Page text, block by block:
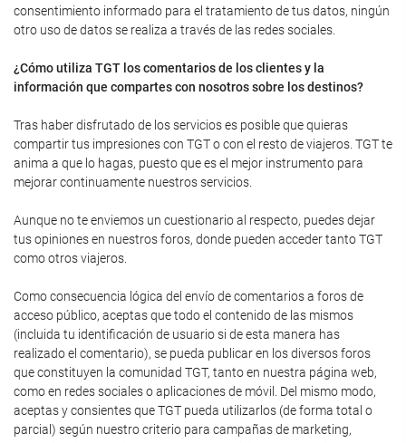
consentimiento informado para el tratamiento de tus datos, ningún
otro uso de datos se realiza a través de las redes sociales.
¿Cómo utiliza TGT los comentarios de los clientes y la
información que compartes con nosotros sobre los destinos?
Tras haber disfrutado de los servicios es posible que quieras
compartir tus impresiones con TGT o con el resto de viajeros. TGT te
anima a que lo hagas, puesto que es el mejor instrumento para
mejorar continuamente nuestros servicios.
Aunque no te enviemos un cuestionario al respecto, puedes dejar
tus opiniones en nuestros foros, donde pueden acceder tanto TGT
como otros viajeros.
Como consecuencia lógica del envío de comentarios a foros de
acceso público, aceptas que todo el contenido de las mismos
(incluida tu identificación de usuario si de esta manera has
realizado el comentario), se pueda publicar en los diversos foros
que constituyen la comunidad TGT, tanto en nuestra página web,
como en redes sociales o aplicaciones de móvil. Del mismo modo,
aceptas y consientes que TGT pueda utilizarlos (de forma total o
parcial) según nuestro criterio para campañas de marketing,